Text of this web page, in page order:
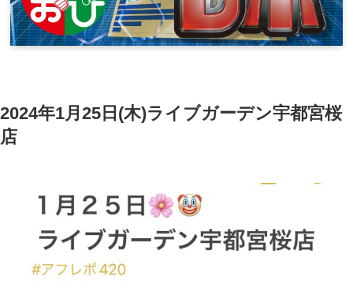
2024年1月25日(木)ライブガーデン宇都宮桜
店